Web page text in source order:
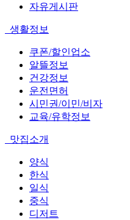
자유게시판
생활정보
쿠폰/할인업소
알뜰정보
건강정보
운전면허
시민권/이민/비자
교육/유학정보
맛집소개
양식
한식
일식
중식
디저트